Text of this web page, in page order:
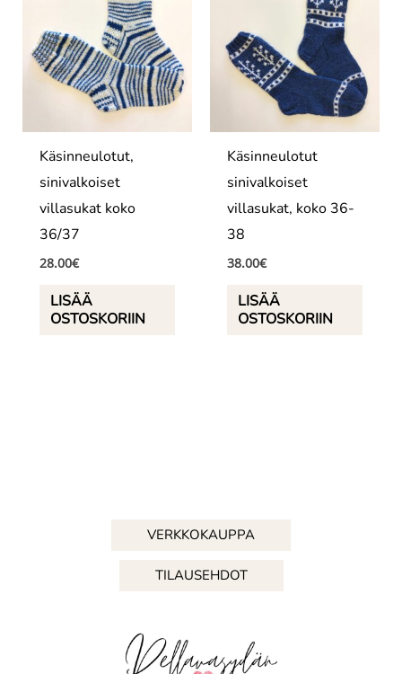
Käsinneulotut,
sinivalkoiset
villasukat koko
36/37
28.00€
LISÄÄ
OSTOSKORIIN
Käsinneulotut
sinivalkoiset
villasukat, koko 36-
38
38.00€
LISÄÄ
OSTOSKORIIN
VERKKOKAUPPA
TILAUSEHDOT